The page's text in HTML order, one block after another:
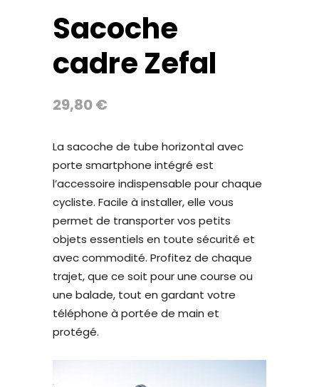
Sacoche
cadre Zefal
29,80€
La sacoche de tube horizontal avec
porte smartphone intégré est
l’accessoire indispensable pour chaque
cycliste. Facile à installer, elle vous
permet de transporter vos petits
objets essentiels en toute sécurité et
avec commodité. Profitez de chaque
trajet, que ce soit pour une course ou
une balade, tout en gardant votre
téléphone à portée de main et
protégé.